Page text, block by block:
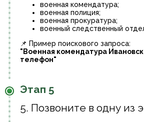
военная комендатура;
военная полиция;
военная прокуратура;
военный следственный
📌 Пример поискового запроса:
"Военная комендатура
телефон"
Этап 5
5. Позвоните в одну из